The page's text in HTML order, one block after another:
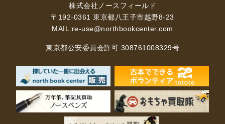
株式会社ノースフィールド
〒192-0361 東京都八王子市越野8-23
MAIL:re-use@northbookcenter.com
東京都公安委員会許可 308761008329号